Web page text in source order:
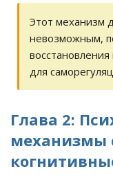
Этот механизм
невозможным,
для
Глава 2:
механизмы